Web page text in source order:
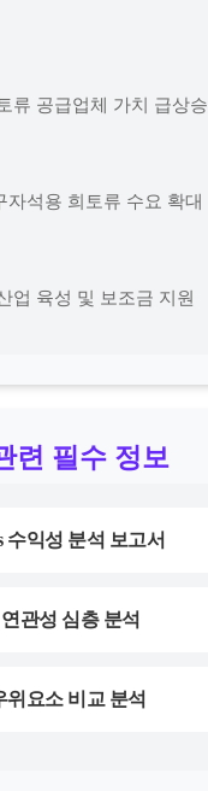
류 공급업체 가치 급상승
자석용 희토류 수요 확대
업 육성 및 보조금 지원
련 필수 정보
수익성 분석 보고서
관성 심층 분석
위요소 비교 분석